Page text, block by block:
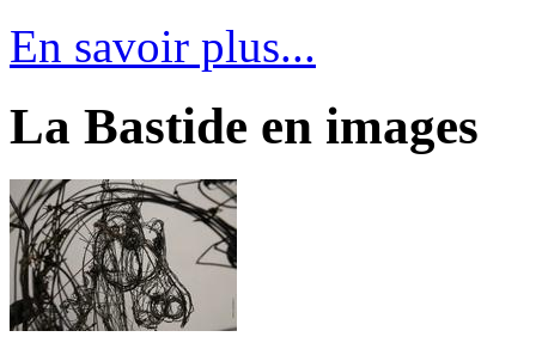
En savoir plus...
La Bastide en images